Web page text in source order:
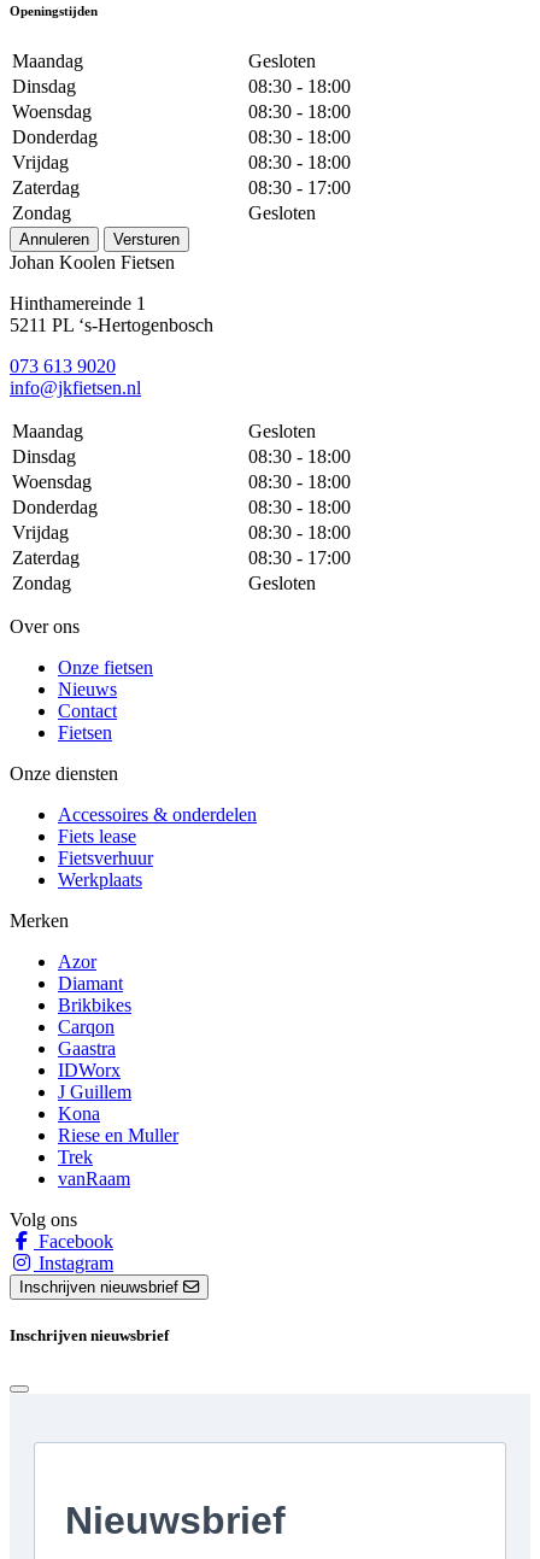
Openingstijden
Maandag
Gesloten
Dinsdag
08:30 - 18:00
Woensdag
08:30 - 18:00
Donderdag
08:30 - 18:00
Vrijdag
08:30 - 18:00
Zaterdag
08:30 - 17:00
Zondag
Gesloten
Annuleren Versturen
Johan Koolen Fietsen
Hinthamereinde 1
5211 PL ‘s-Hertogenbosch
073 613 9020
info@jkfietsen.nl
Maandag
Gesloten
Dinsdag
08:30 - 18:00
Woensdag
08:30 - 18:00
Donderdag
08:30 - 18:00
Vrijdag
08:30 - 18:00
Zaterdag
08:30 - 17:00
Zondag
Gesloten
Over ons
Onze fietsen
Nieuws
Contact
Fietsen
Onze diensten
Accessoires & onderdelen
Fiets lease
Fietsverhuur
Werkplaats
Merken
Azor
Diamant
Brikbikes
Carqon
Gaastra
IDWorx
J Guillem
Kona
Riese en Muller
Trek
vanRaam
Volg ons
Facebook
Instagram
Inschrijven nieuwsbrief
Inschrijven nieuwsbrief